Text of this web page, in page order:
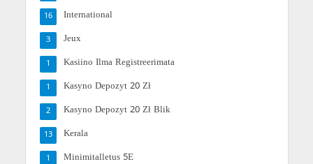
International
16
Jeux
3
Kasiino Ilma Registreerimata
1
Kasyno Depozyt 20 Zł
1
Kasyno Depozyt 20 Zł Blik
2
Kerala
13
Minimitalletus 5E
1